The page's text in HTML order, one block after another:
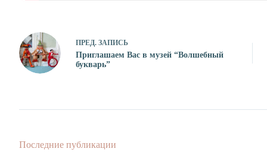
ПРЕД. ЗАПИСЬ
Приглашаем Вас в музей “Волшебный
букварь”
Последние публикации